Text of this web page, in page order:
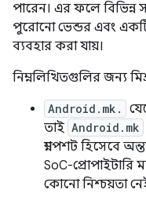
পারেন। এর ফলে
পুরোনো ভেন্ডর এবং
ব্যবহার করা যায়।
নিম্নলিখিতগুলির জন্য
Android.mk.
তাই Android.mk
স্ন্যাপশট হিসেবে
SoC-
কোনো নিশ্চয়তা